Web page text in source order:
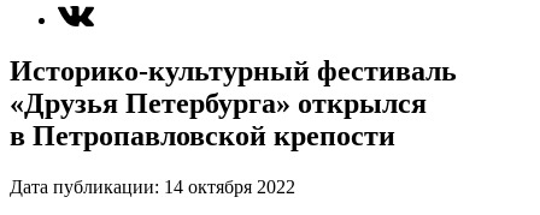
Историко-культурный фестиваль
«Друзья Петербурга» открылся
в Петропавловской крепости
Дата публикации: 14 октября 2022